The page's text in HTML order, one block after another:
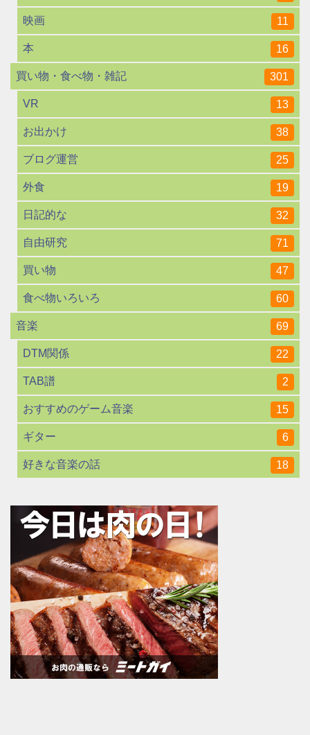
映画 11
本 16
買い物・食べ物・雑記 301
VR 13
お出かけ 38
ブログ運営 25
外食 19
日記的な 32
自由研究 71
買い物 47
食べ物いろいろ 60
音楽 69
DTM関係 22
TAB譜 2
おすすめのゲーム音楽 15
ギター 6
好きな音楽の話 18